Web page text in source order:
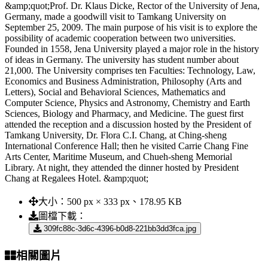
&amp;quot;Prof. Dr. Klaus Dicke, Rector of the University of Jena,
Germany, made a goodwill visit to Tamkang University on
September 25, 2009. The main purpose of his visit is to explore the
possibility of academic cooperation between two universities.
Founded in 1558, Jena University played a major role in the history
of ideas in Germany. The university has student number about
21,000. The University comprises ten Faculties: Technology, Law,
Economics and Business Administration, Philosophy (Arts and
Letters), Social and Behavioral Sciences, Mathematics and
Computer Science, Physics and Astronomy, Chemistry and Earth
Sciences, Biology and Pharmacy, and Medicine. The guest first
attended the reception and a discussion hosted by the President of
Tamkang University, Dr. Flora C.I. Chang, at Ching-sheng
International Conference Hall; then he visited Carrie Chang Fine
Arts Center, Maritime Museum, and Chueh-sheng Memorial
Library. At night, they attended the dinner hosted by President
Chang at Regalees Hotel. &amp;quot;
大小： 500 px × 333 px、178.95 KB
圖檔下載：
309fc88c-3d6c-4396-b0d8-221bb3dd3fca.jpg
相關圖片